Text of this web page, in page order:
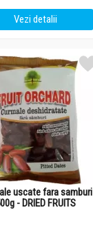
Vezi detalii
uscate fara samburi
- DRIED FRUITS